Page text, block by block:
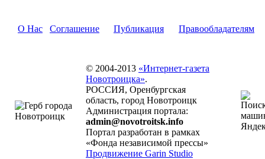
О Нас Соглашение Публикация Правообладателям
© 2004-2013 «Интернет-газета
Новотроицка».
РОССИЯ, Оренбургская
область, город Новотроицк
Администрация портала:
admin@novotroitsk.info
Портал разработан в рамках
«Фонда независимой прессы»
Продвижение Garin Studio